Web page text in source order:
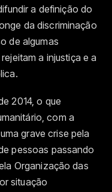
a definição do
da discriminação
de algumas
a injustiça e a
2014, o que
com a
grave crise pela
pessoas passando
Organização das
situação